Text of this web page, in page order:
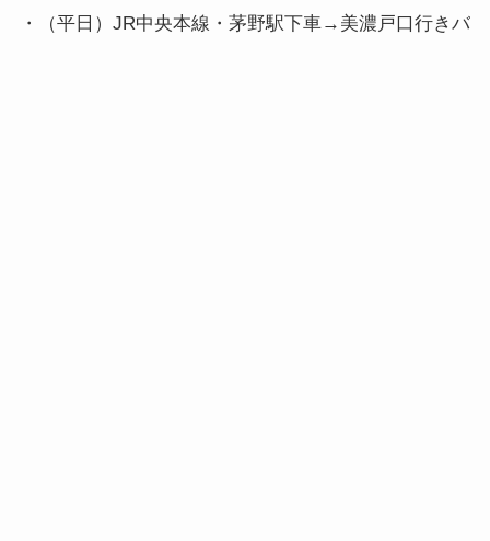
・（平日）JR中央本線・茅野駅下車→美濃戸口行き